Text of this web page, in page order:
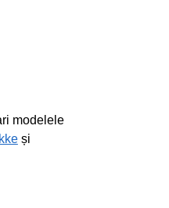
modelele
și